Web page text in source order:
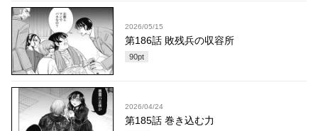
2026/05/15
第186話 敗残兵の収容所
90pt
2026/04/24
第185話 巻き込む力